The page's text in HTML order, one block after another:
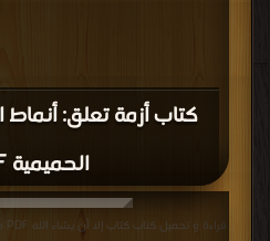
كتاب أزمة تعلق: أنماط
الحميمية PDF
قراءة و تحميل كتاب كتاب إلا أن يشاء الله PDF مجانا | مكتبة >